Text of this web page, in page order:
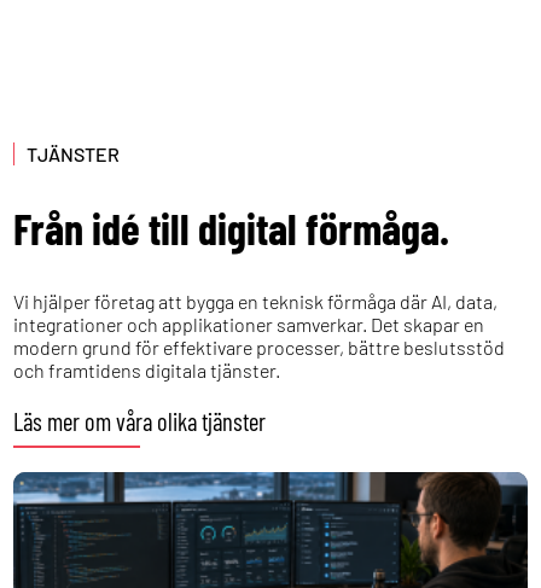
TJÄNSTER
Från idé till digital förmåga.
Vi hjälper företag att bygga en teknisk förmåga där AI, data,
integrationer och applikationer samverkar. Det skapar en
modern grund för effektivare processer, bättre beslutsstöd
och framtidens digitala tjänster.
Läs mer om våra olika tjänster